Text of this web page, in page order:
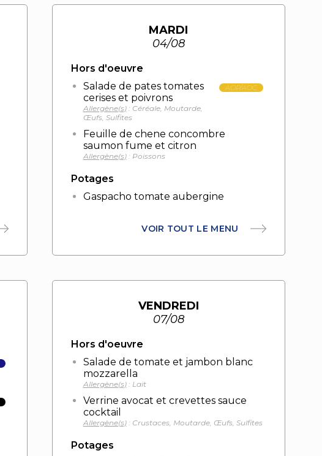
MARDI
04/08
Hors d'oeuvre
Salade de pates tomates
cerises et poivrons
Allergène(s): Céréale, Moutarde,
Œufs, Sulfites
AOP/AOC
Feuille de chene concombre
saumon fume et citron
Allergène(s): Poissons
Potages
Gaspacho tomate aubergine
VOIR TOUT LE MENU
VENDREDI
07/08
Hors d'oeuvre
Salade de tomate et jambon blanc
mozzarella
Allergène(s): Lait
Verrine avocat et crevettes sauce
cocktail
Allergène(s): Crustaces, Moutarde, Œufs, Sulfites
Potages